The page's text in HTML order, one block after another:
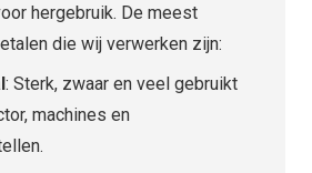
hergebruik. De meest
die wij verwerken zijn:
: Sterk, zwaar en veel gebruikt
machines en